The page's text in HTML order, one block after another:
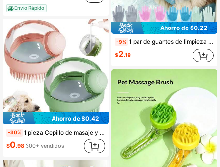
Envío Rápido
Ahorro de $0.42
-30% 1 pieza Cepillo de masaje y baño para mascotas con dispensador de jabón y champú, cepillo de baño de silicona suave para perros y gatos de pelo largo, fácil de usar para una limpieza profunda y rápida
$0.98 300+ vendidos
Ahorro de $0.22
-9% 1 par de guantes de limpieza y aseo para mascotas, guantes para bañar y enchampujar perros y gatos, esponja mágica para fregar y lavar platos, guantes de silicona para quitar el pelo
$2.18